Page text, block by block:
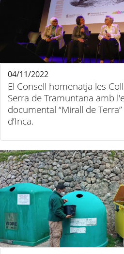
El Consell homenatja les
Serra de Tramuntana amb
documental “Mirall de
d’Inca.
04/11/2022